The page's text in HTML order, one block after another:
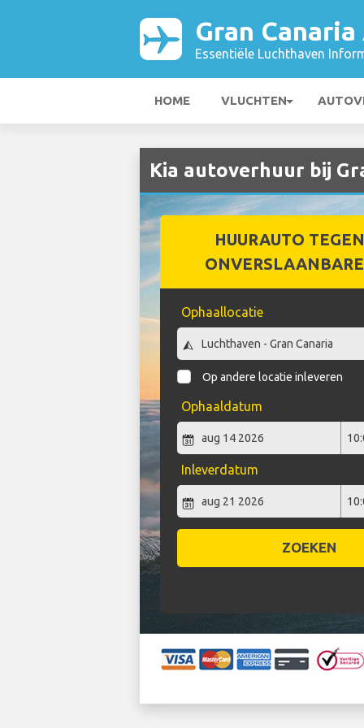
Gran
Essentiële Luchthaven
HOME VLUCHTEN
Kia autoverhuur bij
HUURAUTO
Ophaallocatie
Op andere locatie inleveren
Ophaaldatum
Inleverdatum
ZOEKEN